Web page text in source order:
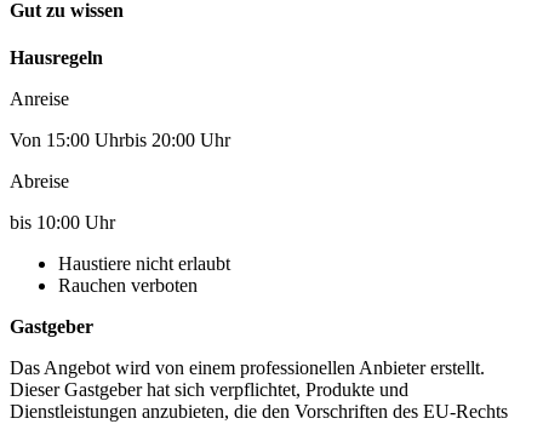
Gut zu wissen
Hausregeln
Anreise
Von 15:00 Uhrbis 20:00 Uhr
Abreise
bis 10:00 Uhr
Haustiere nicht erlaubt
Rauchen verboten
Gastgeber
Das Angebot wird von einem professionellen Anbieter erstellt.
Dieser Gastgeber hat sich verpflichtet, Produkte und
Dienstleistungen anzubieten, die den Vorschriften des EU-Rechts